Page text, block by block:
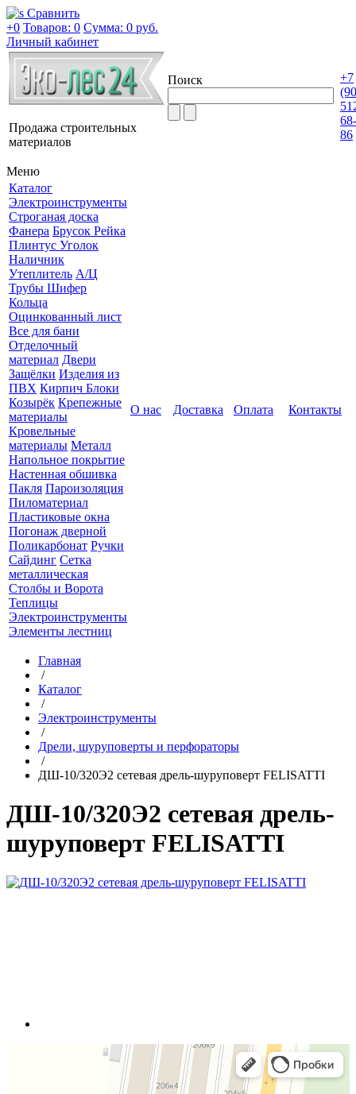
Сравнить
+0 Товаров: 0 Сумма: 0 руб.
Личный кабинет
Продажа строительных
материалов
Поиск
+7
68-
86
Меню
Каталог
Электроинструменты
Строганая доска
Фанера Брусок Рейка
Плинтус Уголок
Наличник
Утеплитель А/Ц
Трубы Шифер
Кольца
Оцинкованный лист
Все для бани
Отделочный
материал Двери
Защёлки Изделия из
ПВХ Кирпич Блоки
Козырёк Крепежные
материалы
Кровельные
материалы Металл
Напольное покрытие
Настенная обшивка
Пакля Пароизоляция
Пиломатериал
Пластиковые окна
Погонаж дверной
Поликарбонат Ручки
Сайдинг Сетка
металлическая
Столбы и Ворота
Теплицы
Электроинструменты
Элементы лестниц
О нас Доставка Оплата Контакты
Главная
/
Каталог
/
Электроинструменты
/
Дрели, шуруповерты и перфораторы
/
ДШ-10/320Э2 сетевая дрель-шуруповерт FELISATTI
ДШ-10/320Э2 сетевая дрель-
шуруповерт FELISATTI